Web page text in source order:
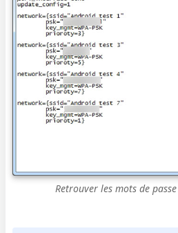
Retrouver les mots de